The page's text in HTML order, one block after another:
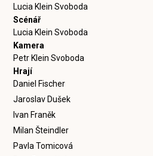
Lucia Klein Svoboda
Scénář
Lucia Klein Svoboda
Kamera
Petr Klein Svoboda
Hrají
Daniel Fischer
Jaroslav Dušek
Ivan Franěk
Milan Šteindler
Pavla Tomicová